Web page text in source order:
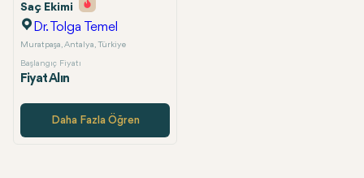
Saç Ekimi
Dr. Tolga Temel
Muratpaşa, Antalya, Türkiye
Özel Paket Seçeneği
Başlangıç Fiyatı
Fiyat Alın
Daha Fazla Öğren